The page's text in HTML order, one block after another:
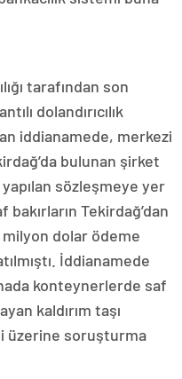
tarafından son
dolandırıcılık
iddianamede, merkezi
bulunan şirket
yapılan sözleşmeye yer
Tekirdağ’dan
milyon dolar ödeme
İddianamede
konteynerlerde saf
kaldırım taşı
üzerine soruşturma